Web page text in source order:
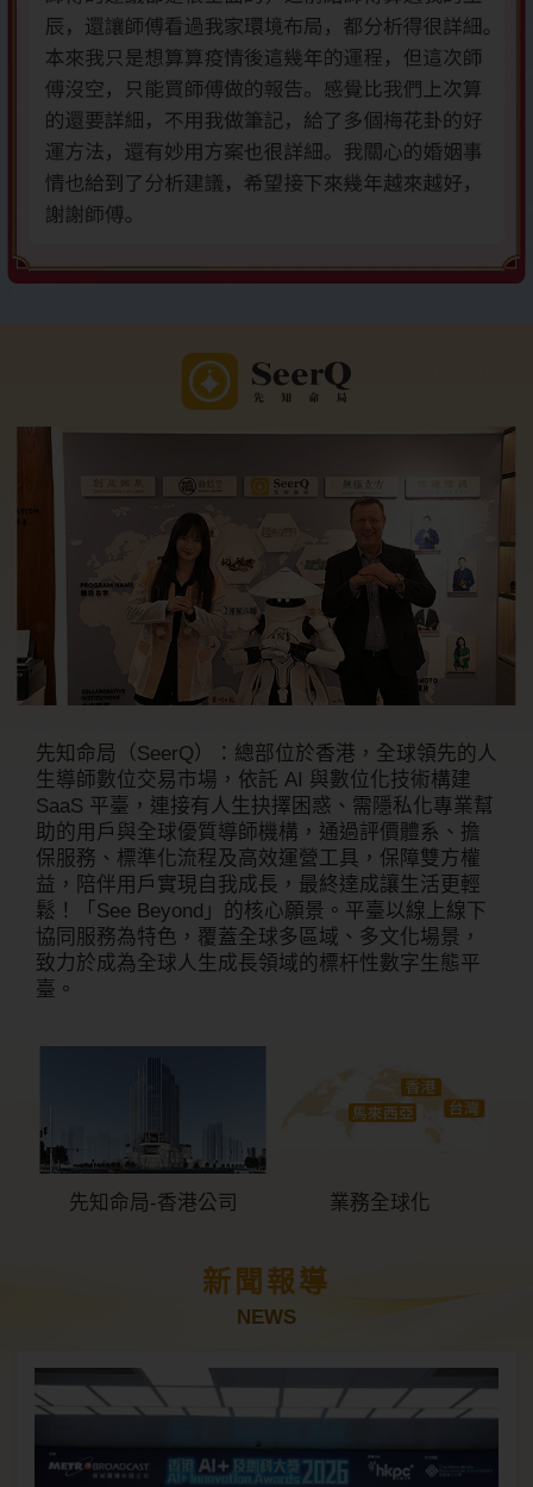
先知命局（SeerQ）：總部位於香港，全球領先的人
生導師數位交易市場，依託 AI 與數位化技術構建
SaaS 平臺，連接有人生抉擇困惑、需隱私化專業幫
助的用戶與全球優質導師機構，通過評價體系、擔
保服務、標準化流程及高效運營工具，保障雙方權
益，陪伴用戶實現自我成長，最終達成讓生活更輕
鬆！「See Beyond」的核心願景。平臺以線上線下
協同服務為特色，覆蓋全球多區域、多文化場景，
致力於成為全球人生成長領域的標杆性數字生態平
臺。
先知命局-香港公司 業務全球化
新聞報導
NEWS